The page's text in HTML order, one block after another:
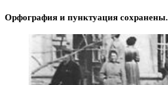
Орфография и пунктуация сохранены.